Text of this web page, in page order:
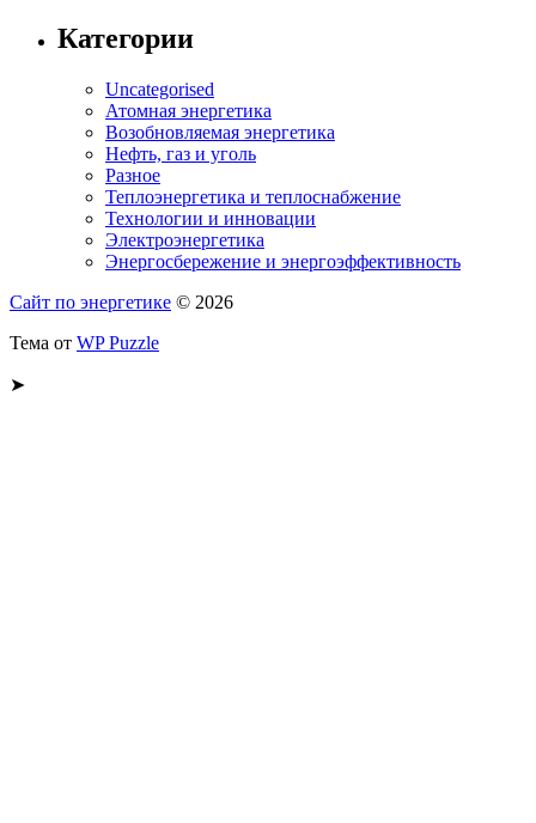
Категории
Uncategorised
Атомная энергетика
Возобновляемая энергетика
Нефть, газ и уголь
Разное
Теплоэнергетика и теплоснабжение
Технологии и инновации
Электроэнергетика
Энергосбережение и энергоэффективность
Сайт по энергетике © 2026
Тема от WP Puzzle
➤